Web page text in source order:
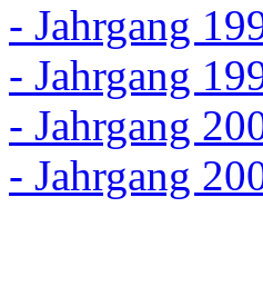
- Jahrgang
- Jahrgang
- Jahrgang
- Jahrgang